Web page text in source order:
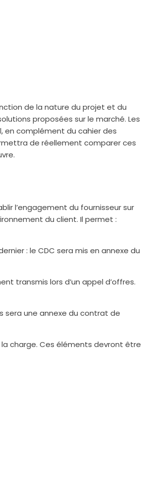
de la nature du projet et du
proposées sur le marché. Les
en complément du cahier des
de réellement comparer ces
l’engagement du fournisseur sur
du client. Il permet :
: le CDC sera mis en annexe du
transmis lors d’un appel d’offres.
sera une annexe du contrat de
charge. Ces éléments devront être